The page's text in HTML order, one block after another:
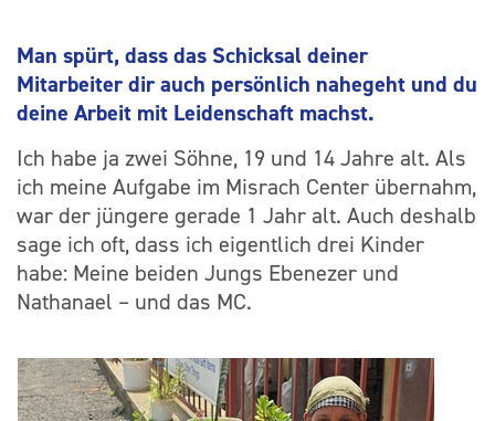
Man spürt, dass das Schicksal deiner
Mitarbeiter dir auch persönlich nahegeht und du
deine Arbeit mit Leidenschaft machst.
Ich habe ja zwei Söhne, 19 und 14 Jahre alt. Als
ich meine Aufgabe im Misrach Center übernahm,
war der jüngere gerade 1 Jahr alt. Auch deshalb
sage ich oft, dass ich eigentlich drei Kinder
habe: Meine beiden Jungs Ebenezer und
Nathanael – und das MC.